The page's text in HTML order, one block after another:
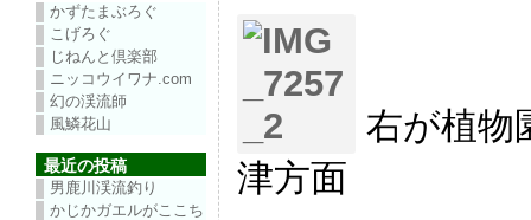
かずたまぶろぐ
こげろぐ
じねんと倶楽部
ニッコウイワナ.com
幻の渓流師
風鱗花山
最近の投稿
男鹿川渓流釣り
かじかガエルがここち
右が植物
津方面